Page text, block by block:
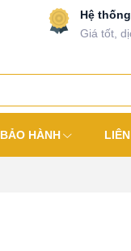
Hệ
Giá tốt,
BẢO HÀNH